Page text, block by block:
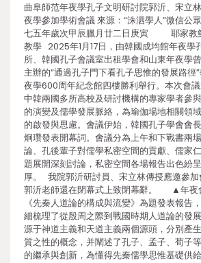
曲阜師范年夜學孔子文明研討院郭沂、宋立
夜學參加學術會議 來源：“洙泗學人”微信公
七五年歲次甲辰臘月廿二日庚寅 耶家教穌
教學 2025年1月17日，由韓國成均館年夜學
所、韓國孔子會議室出租學會和山東年夜學
主辦的“通過孔子門下看孔子思惟的發展路徑
夜學600周年紀念館四樓勝利舉行。本次會
中韓兩國多所高校及研討機構的專家學者參
的演變及儒學發展脈絡，為瑜伽場地相關領
的啟發與思慮。會議伊始，韓國孔子學會會
炯瓚發表開幕詞。會議分為上午和下戰書兩
論、孔後輩子對儒學私密空間的貢獻、儒家
題展開深刻討論，私密空間各場報告出色紛
厚。 我院郭沂研討員、宋立林傳授應邀參加
郭沂老師還在閉幕式上致閉幕辭。 ▲年夜
《先秦人道論的構成與流變》為題發表報告
細梳理了從殷周之際到戰國時期人道論的發
源于神道主義和天道主義兩個源頭，分別產
質之性的概念，并闡述了孔子、孟子、荀子
的繼承與創新，為懂得先秦儒學思惟基礎供